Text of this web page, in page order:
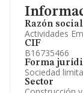
Razón social
Actividades
CIF
B16735466
Forma
Sociedad
Sector